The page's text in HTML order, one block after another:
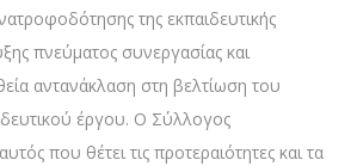
της εκπαιδευτικής
πνεύματος συνεργασίας και
αντανάκλαση στη βελτίωση του
έργου. Ο Σύλλογος
που θέτει τις προτεραιότητες και τα